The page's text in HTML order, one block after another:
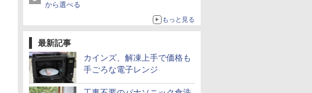
から選べる
もっと見る
最新記事
カインズ、解凍上手で価格も
手ごろな電子レンジ